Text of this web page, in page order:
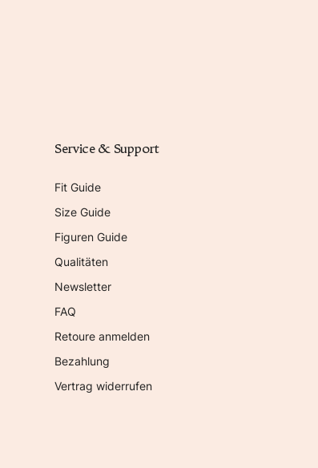
Service & Support
Fit Guide
Size Guide
Figuren Guide
Qualitäten
Newsletter
FAQ
Retoure anmelden
Bezahlung
Vertrag widerrufen